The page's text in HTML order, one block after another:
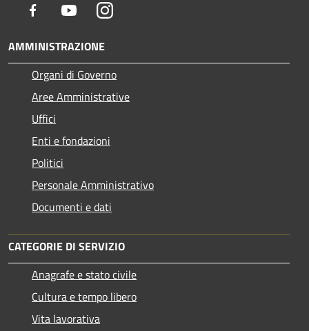
Facebook YoutubeInstagram
AMMINISTRAZIONE
Organi di Governo
Aree Amministrative
Uffici
Enti e fondazioni
Politici
Personale Amministrativo
Documenti e dati
CATEGORIE DI SERVIZIO
Anagrafe e stato civile
Cultura e tempo libero
Vita lavorativa